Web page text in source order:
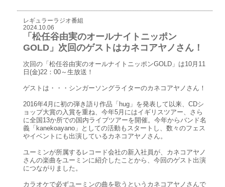
レギュラーラジオ番組
2024.10.06
「松任谷由実のオールナイトニッポン
GOLD」次回のゲストはカネコアヤノさん！
次回の「松任谷由実のオールナイトニッポンGOLD」は10月11
日(金)22：00～生放送！
ゲストは・・・シンガーソングライターのカネコアヤノさん！
2016年4月に初の弾き語り作品「hug」を発表して以来、CDシ
ョップ大賞の入賞を重ね、今年5月にはイギリスツアー、さら
に全国13か所での国内ライブツアーを開催。今年からバンド名
義「kanekoayano」としての活動もスタートし、数々のフェス
やイベントにも出演しているカネコアヤノさん。
ユーミンが所属するレコード会社の新入社員が、カネコアヤノ
さんの楽曲をユーミンに紹介したことから、今回のゲスト出演
につながりました。
カラオケで必ずユーミンの曲を歌うというカネコアヤノさんで